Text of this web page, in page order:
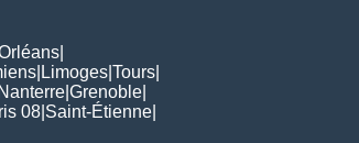
Limoges Tours
Nanterre Grenoble
08 Saint-Étienne